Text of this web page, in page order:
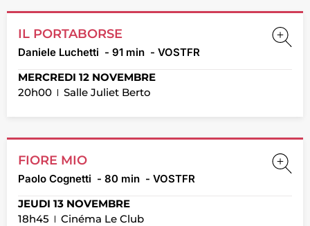
MERCREDI 12 NOVEMBRE
20h00
Salle Juliet Berto
IL PORTABORSE
Daniele Luchetti - 91 min - VOSTFR
JEUDI 13 NOVEMBRE
18h45
Cinéma Le Club
FIORE MIO
Paolo Cognetti - 80 min - VOSTFR